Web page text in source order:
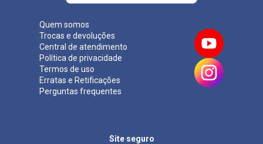
Quem somos
Trocas e devoluções
Central de atendimento
Política de privacidade
Termos de uso
Erratas e Retificações
Perguntas frequentes
Site seguro